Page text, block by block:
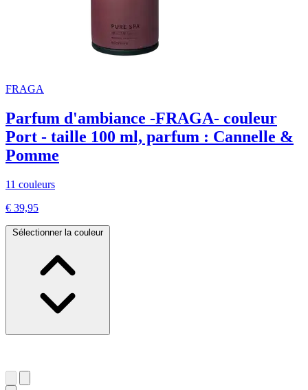
FRAGA
Parfum d'ambiance -FRAGA- couleur
Port - taille 100 ml, parfum : Cannelle &
Pomme
11 couleurs
€ 39,95
Sélectionner la couleur